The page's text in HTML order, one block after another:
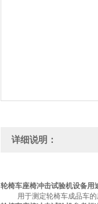
详细说明：
轮椅车座椅冲击试验机设备用
用于测定轮椅车成品车的